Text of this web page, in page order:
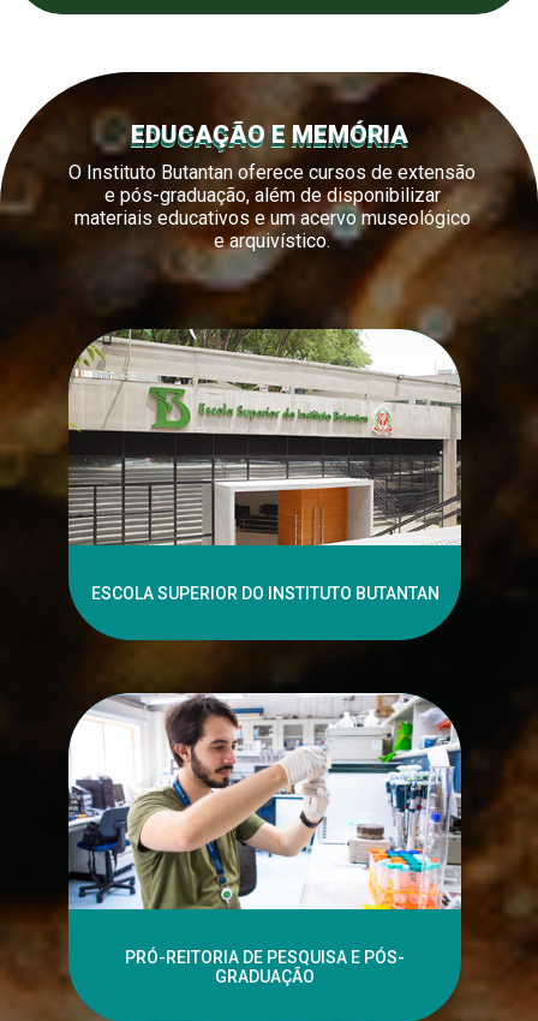
EDUCAÇÃO E MEMÓRIA
O Instituto Butantan oferece cursos de extensão
e pós-graduação, além de disponibilizar
materiais educativos e um acervo museológico
e arquivístico.
ESCOLA SUPERIOR DO INSTITUTO BUTANTAN
PRÓ-REITORIA DE PESQUISA E PÓS-
GRADUAÇÃO